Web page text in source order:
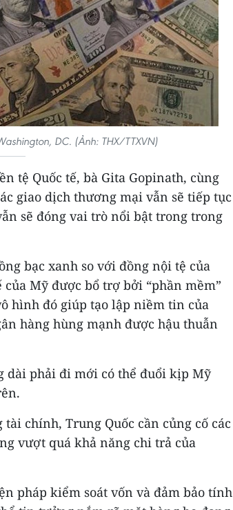
DC. (Ảnh: THX/TTXVN)
tệ Quốc tế, bà Gita Gopinath, cùng
giao dịch thương mại vẫn sẽ tiếp tục
sẽ đóng vai trò nổi bật trong trong
bạc xanh so với đồng nội tệ của
Mỹ được bổ trợ bởi “phần mềm”
hình đó giúp tạo lập niềm tin của
hàng hùng mạnh được hậu thuẫn
dài phải đi mới có thể đuổi kịp Mỹ
chính, Trung Quốc cần củng cố các
vượt quá khả năng chi trả của
pháp kiểm soát vốn và đảm bảo tính